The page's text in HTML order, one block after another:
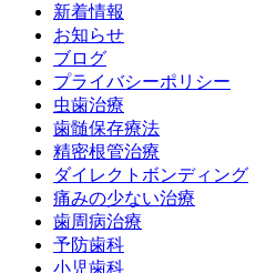
新着情報
お知らせ
ブログ
プライバシーポリシー
虫歯治療
歯髄保存療法
精密根管治療
ダイレクトボンディング
痛みの少ない治療
歯周病治療
予防歯科
小児歯科